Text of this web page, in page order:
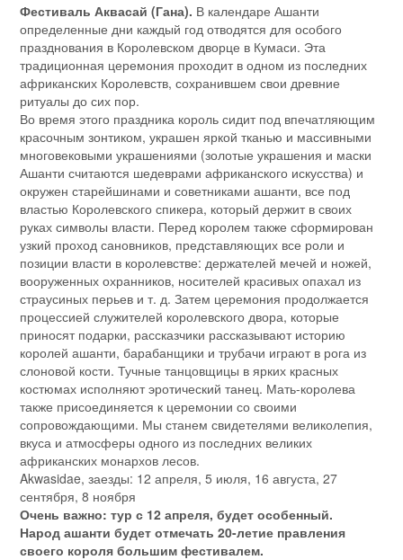
Фестиваль Аквасай (Гана). В календаре Ашанти
определенные дни каждый год отводятся для особого
празднования в Королевском дворце в Кумаси. Эта
традиционная церемония проходит в одном из последних
африканских Королевств, сохранившем свои древние
ритуалы до сих пор.
Во время этого праздника король сидит под впечатляющим
красочным зонтиком, украшен яркой тканью и массивными
многовековыми украшениями (золотые украшения и маски
Ашанти считаются шедеврами африканского искусства) и
окружен старейшинами и советниками ашанти, все под
властью Королевского спикера, который держит в своих
руках символы власти. Перед королем также сформирован
узкий проход сановников, представляющих все роли и
позиции власти в королевстве: держателей мечей и ножей,
вооруженных охранников, носителей красивых опахал из
страусиных перьев и т. д. Затем церемония продолжается
процессией служителей королевского двора, которые
приносят подарки, рассказчики рассказывают историю
королей ашанти, барабанщики и трубачи играют в рога из
слоновой кости. Тучные танцовщицы в ярких красных
костюмах исполняют эротический танец. Мать-королева
также присоединяется к церемонии со своими
сопровождающими. Мы станем свидетелями великолепия,
вкуса и атмосферы одного из последних великих
африканских монархов лесов.
Akwasidae, заезды: 12 апреля, 5 июля, 16 августа, 27
сентября, 8 ноября
Очень важно: тур с 12 апреля, будет особенный.
Народ ашанти будет отмечать 20-летие правления
своего короля большим фестивалем.